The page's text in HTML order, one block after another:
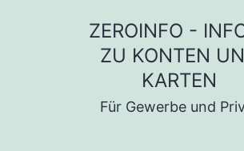
ZEROINFO -
ZU KONTEN
KARTEN
Für Gewerbe und